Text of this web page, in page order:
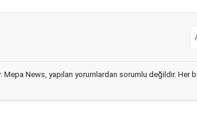
News, yapılan yorumlardan sorumlu değildir. Her